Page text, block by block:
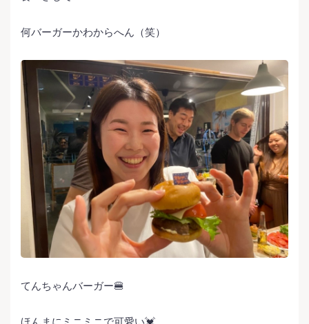
何バーガーかわからへん（笑）
てんちゃんバーガー🍔